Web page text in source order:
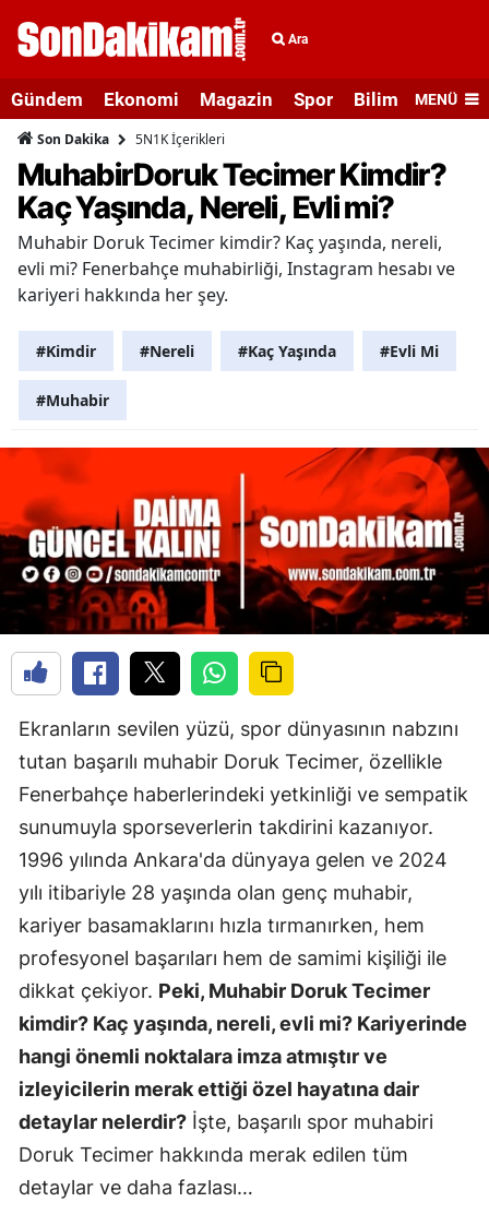
Ara
Gündem Ekonomi Magazin Spor Bilim veMENÜ
Son Dakika 5N1K İçerikleri
MuhabirDoruk Tecimer Kimdir?
Kaç Yaşında, Nereli, Evli mi?
Muhabir Doruk Tecimer kimdir? Kaç yaşında, nereli,
evli mi? Fenerbahçe muhabirliği, Instagram hesabı ve
kariyeri hakkında her şey.
#Kimdir #Nereli #Kaç Yaşında #Evli Mi
#Muhabir
Ekranların sevilen yüzü, spor dünyasının nabzını
tutan başarılı muhabir Doruk Tecimer, özellikle
Fenerbahçe haberlerindeki yetkinliği ve sempatik
sunumuyla sporseverlerin takdirini kazanıyor.
1996 yılında Ankara'da dünyaya gelen ve 2024
yılı itibariyle 28 yaşında olan genç muhabir,
kariyer basamaklarını hızla tırmanırken, hem
profesyonel başarıları hem de samimi kişiliği ile
dikkat çekiyor. Peki, Muhabir Doruk Tecimer
kimdir? Kaç yaşında, nereli, evli mi? Kariyerinde
hangi önemli noktalara imza atmıştır ve
izleyicilerin merak ettiği özel hayatına dair
detaylar nelerdir? İşte, başarılı spor muhabiri
Doruk Tecimer hakkında merak edilen tüm
detaylar ve daha fazlası…